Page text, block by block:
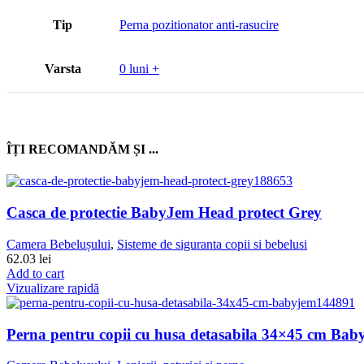
Tip Perna pozitionator anti-rasucire
Varsta 0 luni +
ÎȚI RECOMANDĂM ȘI ...
Casca de protectie BabyJem Head protect Grey
Camera Bebelușului, Sisteme de siguranta copii si bebelusi
62.03 lei
Add to cart
Vizualizare rapidă
Perna pentru copii cu husa detasabila 34×45 cm